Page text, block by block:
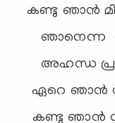
കണ്ടു ഞാന്‍
ഞാനെന്ന
അഹന്ധ
ഏറെ ഞാന്‍
കണ്ടു ഞാന്‍